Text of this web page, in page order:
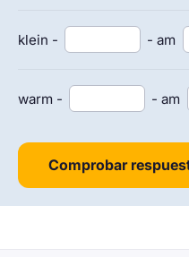
klein - - am
warm - - am
Comprobar